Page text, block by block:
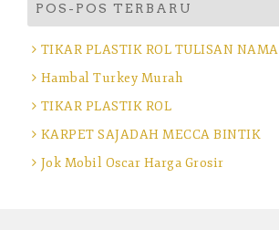
POS-POS TERBARU
TIKAR PLASTIK ROL TULISAN NAMA
Hambal Turkey Murah
TIKAR PLASTIK ROL
KARPET SAJADAH MECCA BINTIK
Jok Mobil Oscar Harga Grosir